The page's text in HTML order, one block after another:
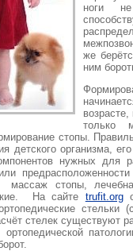
ноги
же
ним
только
стопы.
детского организма,
нужных для
массаж стопы,
На сайте trufit.org
стельки
стелек существуют